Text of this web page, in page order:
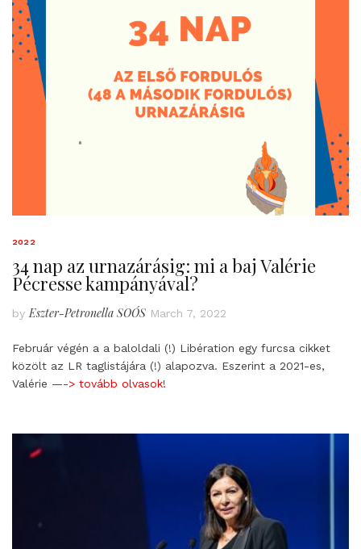
2022
34 nap az urnazárásig: mi a baj Valérie
Pécresse kampányával?
by Eszter-Petronella SOÓS March 7, 2022
Február végén a a baloldali (!) Libération egy furcsa cikket
közölt az LR taglistájára (!) alapozva. Eszerint a 2021-es,
Valérie —-> tovább olvasok!